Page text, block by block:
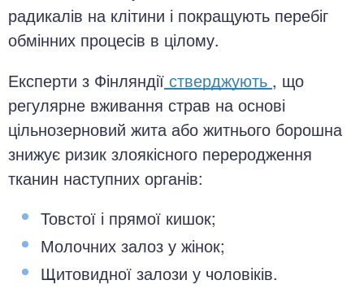
радикалів на клітини і покращують перебіг
обмінних процесів в цілому.
Експерти з Фінляндії стверджують , що
регулярне вживання страв на основі
цільнозерновий жита або житнього борошна
знижує ризик злоякісного переродження
тканин наступних органів:
Товстої і прямої кишок;
Молочних залоз у жінок;
Щитовидної залози у чоловіків.